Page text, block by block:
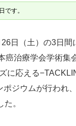
です。
日（土）の3日
癌治療学会学術
に応える
ポジウムが行われ
。